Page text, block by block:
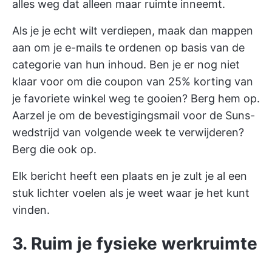
alles weg dat alleen maar ruimte inneemt.
Als je je echt wilt verdiepen, maak dan mappen
aan om je e-mails te ordenen op basis van de
categorie van hun inhoud. Ben je er nog niet
klaar voor om die coupon van 25% korting van
je favoriete winkel weg te gooien? Berg hem op.
Aarzel je om de bevestigingsmail voor de Suns-
wedstrijd van volgende week te verwijderen?
Berg die ook op.
Elk bericht heeft een plaats en je zult je al een
stuk lichter voelen als je weet waar je het kunt
vinden.
3. Ruim je fysieke werkruimte